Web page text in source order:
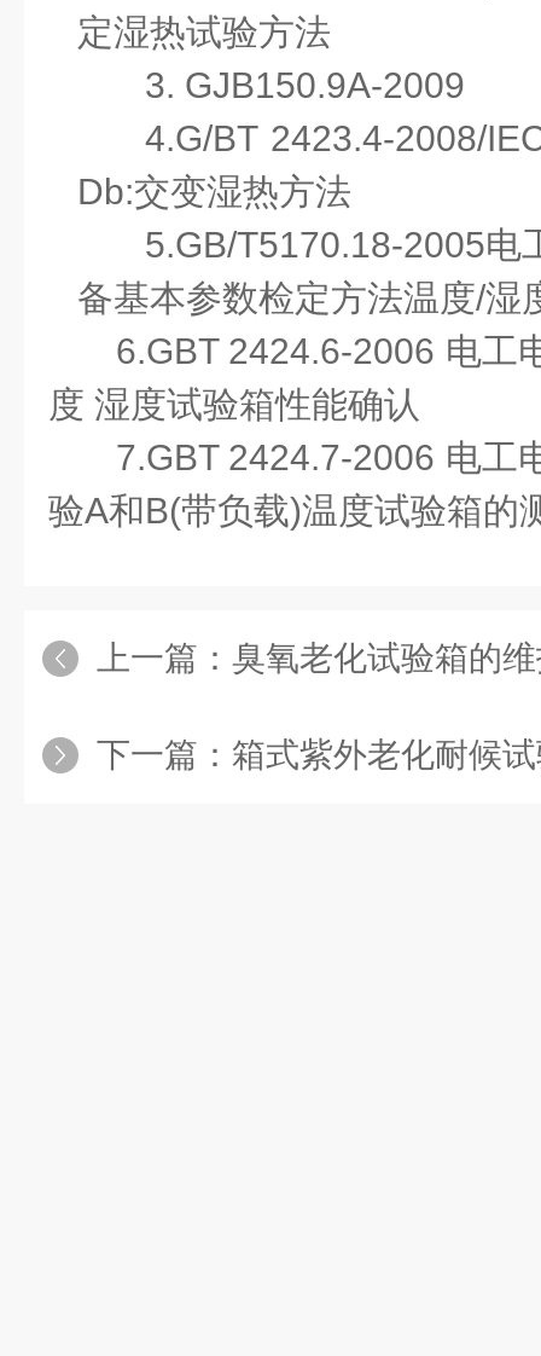
定湿热试验方法
3. GJB150.9A-
4.G/BT 2423.4-2008/
Db:交变湿热方法
5.GB/T5170.18-2005电
备基本参数检定方法温度/湿
6.GBT 2424.6-2006 电工
度 湿度试验箱性能确认
7.GBT 2424.7-2006 电工
验A和B(带负载)温度试验箱的
上一篇： 臭氧老化试验箱的
下一篇： 箱式紫外老化耐候